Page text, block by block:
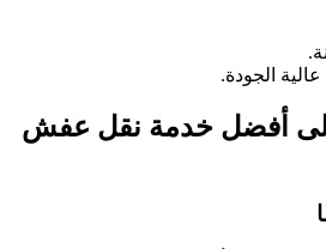
الجودة.
أفضل خدمة نقل عفش